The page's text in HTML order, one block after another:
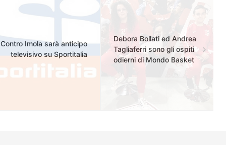
Contro Imola sarà anticipo
televisivo su Sportitalia
Debora Bollati ed Andrea
Tagliaferri sono gli ospiti
odierni di Mondo Basket